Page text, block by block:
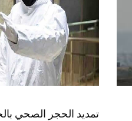
تمديد الحجر الصحي